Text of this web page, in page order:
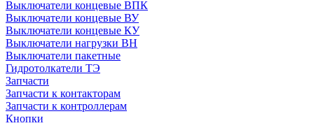
Выключатели концевые ВПК
Выключатели концевые ВУ
Выключатели концевые КУ
Выключатели нагрузки ВН
Выключатели пакетные
Гидротолкатели ТЭ
Запчасти
Запчасти к контакторам
Запчасти к контроллерам
Кнопки